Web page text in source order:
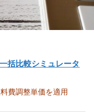
括比較シミュレータ
費調整単価を適用